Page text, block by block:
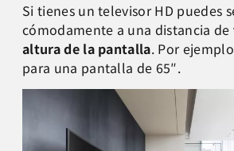
Si tienes un televisor HD puedes
cómodamente a una distancia de
altura de la pantalla. Por
para una pantalla de 65″.